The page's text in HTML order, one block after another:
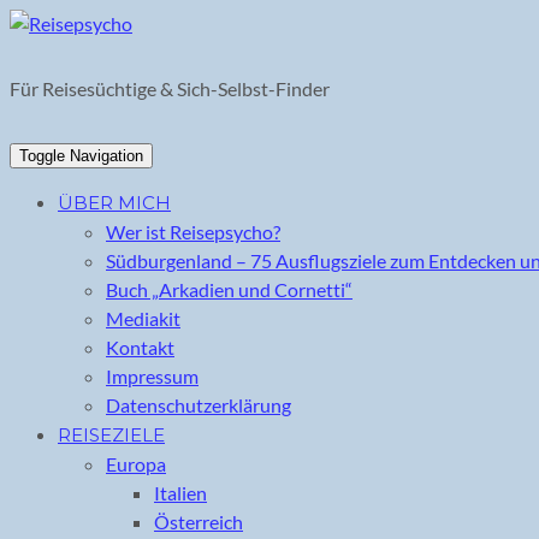
Skip
content
Für Reisesüchtige & Sich-Selbst-Finder
Toggle Navigation
ÜBER MICH
Wer ist Reisepsycho?
Südburgenland – 75 Ausflugsziele zum Entdecken
Buch „Arkadien und Cornetti“
Mediakit
Kontakt
Impressum
Datenschutzerklärung
REISEZIELE
Europa
Italien
Österreich